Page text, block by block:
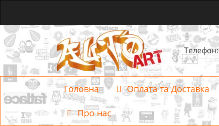
Телефон:
Головна Оплата та Доставка
Про нас